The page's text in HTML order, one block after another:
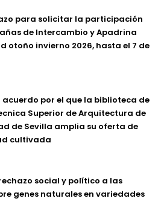
para solicitar la participación
de Intercambio y Apadrina
otoño invierno 2026, hasta el 7 de
acuerdo por el que la biblioteca de
Superior de Arquitectura de
de Sevilla amplia su oferta de
cultivada
social y político a las
genes naturales en variedades